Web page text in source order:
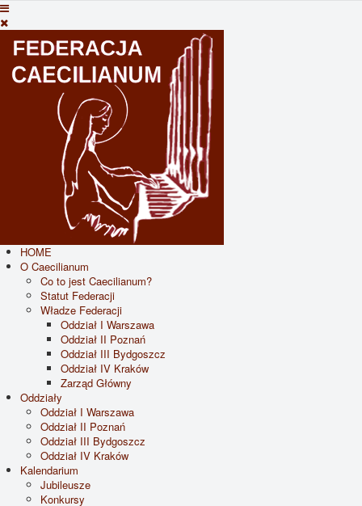
HOME
O Caecilianum
Co to jest Caecilianum?
Statut Federacji
Władze Federacji
Oddział I Warszawa
Oddział II Poznań
Oddział III Bydgoszcz
Oddział IV Kraków
Zarząd Główny
Oddziały
Oddział I Warszawa
Oddział II Poznań
Oddział III Bydgoszcz
Oddział IV Kraków
Kalendarium
Jubileusze
Konkursy